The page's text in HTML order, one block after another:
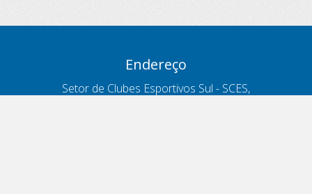
Endereço
Setor de Clubes Esportivos Sul - SCES,